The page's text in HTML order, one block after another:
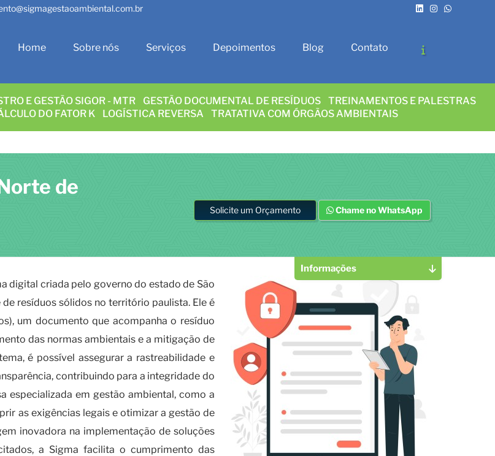
Home Sobre nós Serviços Depoimentos Blog Contato
E GESTÃO SIGOR - MTR GESTÃO DOCUMENTAL DE RESÍDUOS
TREINAMENTOS E PALESTRAS
DO FATOR K LOGÍSTICA REVERSA TRATATIVA COM ÓRGÃOS AMBIENTAIS
de
Solicite um Orçamento Chame no WhatsApp
digital criada pelo governo do estado de São
resíduos sólidos no território paulista. Ele é
um documento que acompanha o resíduo
das normas ambientais e a mitigação de
é possível assegurar a rastreabilidade e
contribuindo para a integridade do
especializada em gestão ambiental, como a
as exigências legais e otimizar a gestão de
inovadora na implementação de soluções
a Sigma facilita o cumprimento das
Informações